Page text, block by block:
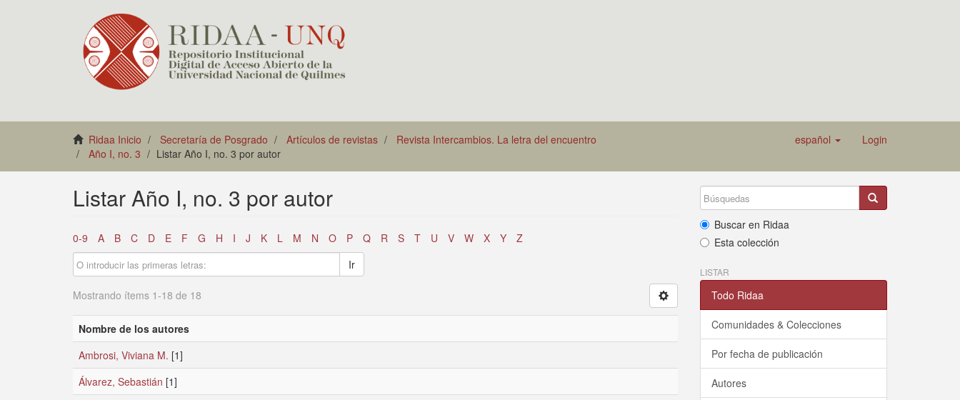
Ridaa Inicio Secretaría de Posgrado Artículos de revistas
Revista Intercambios. La letra del encuentro
Año I, no. 3
Listar Año I, no. 3 por autor
español Login
Listar Año I, no. 3 por autor
0-9 A B C D E F G H I J K L M N O P Q R S T U V W X Y
Z
Ir
Mostrando ítems 1-18 de 18
Nombre de los autores
Ambrosi, Viviana M. [1]
Álvarez, Sebastián [1]
Buscar en Ridaa
Esta colección
LISTAR
Todo Ridaa
Comunidades & Colecciones
Por fecha de publicación
Autores